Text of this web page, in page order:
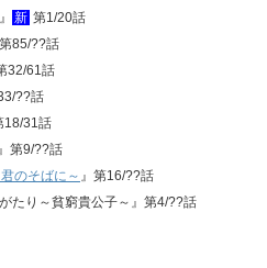
』 新 第1/20話
85/??話
32/61話
??話
18/31話
第9/??話
のそばに～ 』第16/??話
たり～貧窮貴公子～』第4/??話